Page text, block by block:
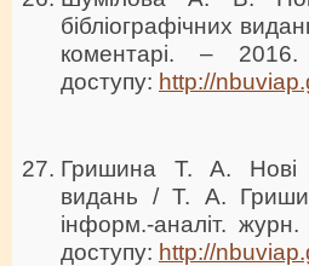
бібліографічних
коментарі. –
доступу: http://
Гришина Т. А. Нові
видань / Т. А.
інформ.-аналіт.
доступу: http://